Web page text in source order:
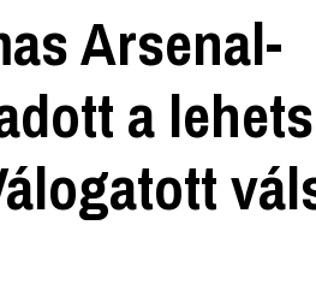
Arsenal-
a